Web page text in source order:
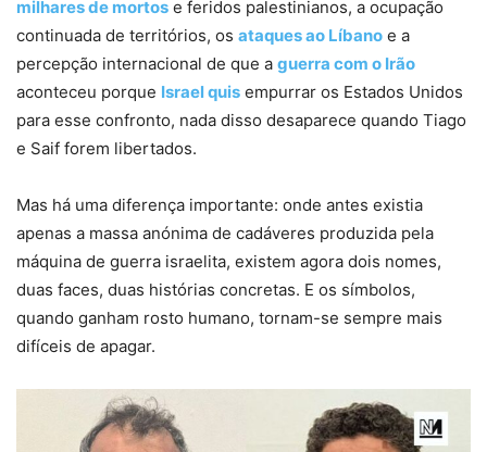
milhares de mortos e feridos palestinianos, a ocupação
continuada de territórios, os ataques ao Líbano e a
percepção internacional de que a guerra com o Irão
aconteceu porque Israel quis empurrar os Estados Unidos
para esse confronto, nada disso desaparece quando Tiago
e Saif forem libertados.
Mas há uma diferença importante: onde antes existia
apenas a massa anónima de cadáveres produzida pela
máquina de guerra israelita, existem agora dois nomes,
duas faces, duas histórias concretas. E os símbolos,
quando ganham rosto humano, tornam-se sempre mais
difíceis de apagar.